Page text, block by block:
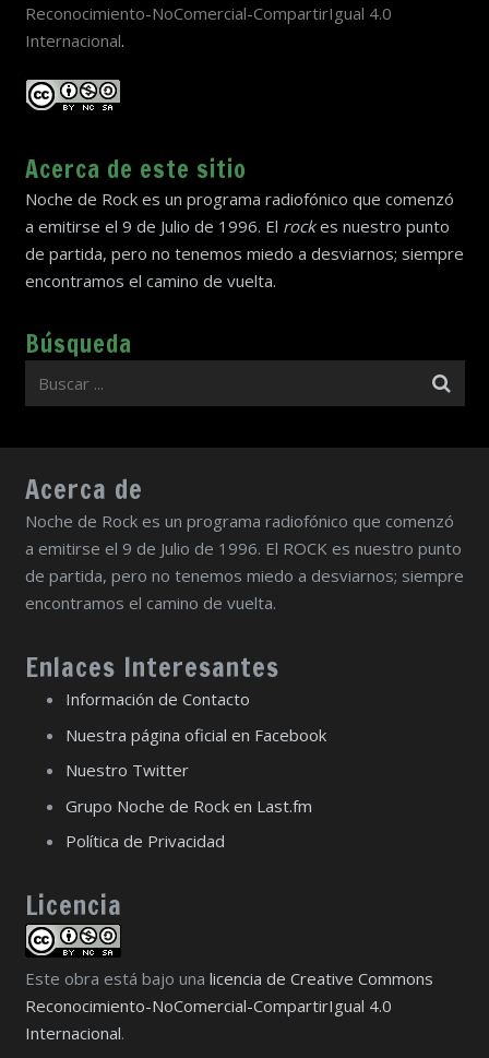
Reconocimiento-NoComercial-CompartirIgual 4.0
Internacional.
Acerca de este sitio
Noche de Rock es un programa radiofónico que comenzó
a emitirse el 9 de Julio de 1996. El rockes nuestro punto
de partida, pero no tenemos miedo a desviarnos; siempre
encontramos el camino de vuelta.
Búsqueda
Acerca de
Noche de Rock es un programa radiofónico que comenzó
a emitirse el 9 de Julio de 1996. El ROCK es nuestro punto
de partida, pero no tenemos miedo a desviarnos; siempre
encontramos el camino de vuelta.
Enlaces Interesantes
Información de Contacto
Nuestra página oficial en Facebook
Nuestro Twitter
Grupo Noche de Rock en Last.fm
Política de Privacidad
Licencia
Este obra está bajo una licencia de Creative Commons
Reconocimiento-NoComercial-CompartirIgual 4.0
Internacional.